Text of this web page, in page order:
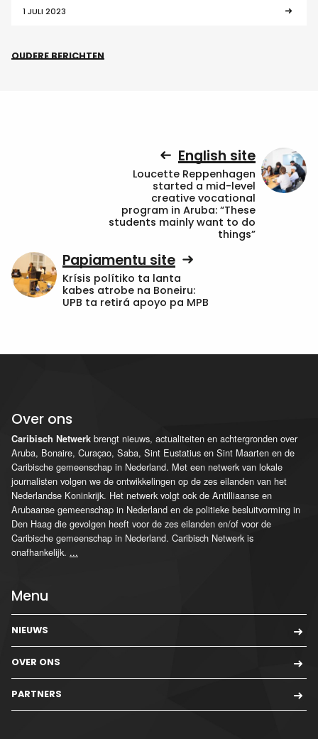
1 JULI 2023
OUDERE BERICHTEN
English site
Loucette Reppenhagen
started a mid-level
creative vocational
program in Aruba: “These
students mainly want to do
things”
Papiamentu site
Krísis polítiko ta lanta
kabes atrobe na Boneiru:
UPB ta retirá apoyo pa MPB
Over ons
Caribisch Netwerk brengt nieuws, actualiteiten en achtergronden over
Aruba, Bonaire, Curaçao, Saba, Sint Eustatius en Sint Maarten en de
Caribische gemeenschap in Nederland. Met een netwerk van lokale
journalisten volgen we de ontwikkelingen op de zes eilanden van het
Nederlandse Koninkrijk. Het netwerk volgt ook de Antilliaanse en
Arubaanse gemeenschap in Nederland en de politieke besluitvorming in
Den Haag die gevolgen heeft voor de zes eilanden en/of voor de
Caribische gemeenschap in Nederland. Caribisch Netwerk is
onafhankelijk. ...
Menu
NIEUWS
OVER ONS
PARTNERS